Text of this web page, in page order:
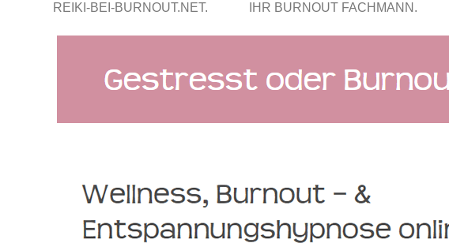
REIKI-BEI-BURNOUT.NET. IHR BURNOUT FACHMANN.